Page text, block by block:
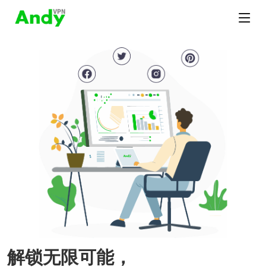
解锁无限可能，